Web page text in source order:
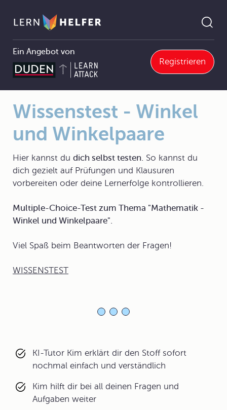
Ein Angebot von
Registrieren
Pfadnavigation
7.1.4 Winkel und Winkelmessung Wissenstest - Winkel und Winkelpaare
Wissenstest - Winkel
und Winkelpaare
Hier kannst du dich selbst testen. So kannst du
dich gezielt auf Prüfungen und Klausuren
vorbereiten oder deine Lernerfolge kontrollieren.
Multiple-Choice-Test zum Thema "Mathematik -
Winkel und Winkelpaare".
Viel Spaß beim Beantworten der Fragen!
WISSENSTEST
KI-Tutor Kim erklärt dir den Stoff sofort
nochmal einfach und verständlich
Kim hilft dir bei all deinen Fragen und
Aufgaben weiter